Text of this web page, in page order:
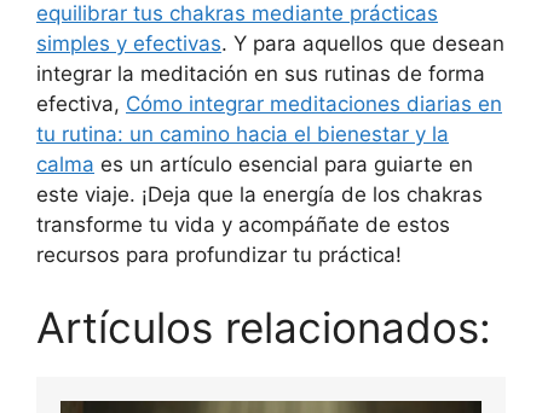
equilibrar tus chakras mediante prácticas
simples y efectivas. Y para aquellos que desean
integrar la meditación en sus rutinas de forma
efectiva, Cómo integrar meditaciones diarias en
tu rutina: un camino hacia el bienestar y la
calma es un artículo esencial para guiarte en
este viaje. ¡Deja que la energía de los chakras
transforme tu vida y acompáñate de estos
recursos para profundizar tu práctica!
Artículos relacionados: